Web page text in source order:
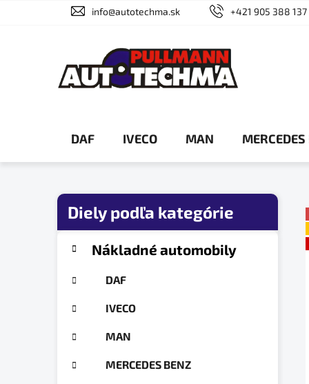
info@autotechma.sk +421 905 388 137
DAF IVECO MAN
B
kategórieNákladné automobily
DAF
IVECO
MAN
MERCEDES BENZ